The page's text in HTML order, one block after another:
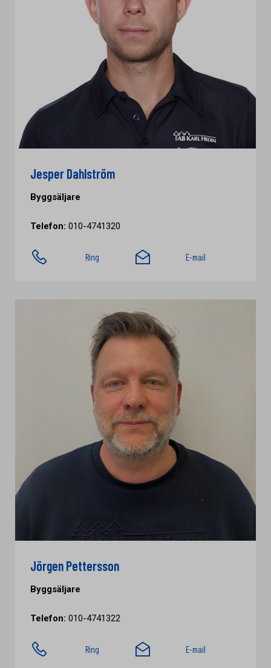
Jesper Dahlström
Byggsäljare
Telefon: 010-4741320
Ring E-mail
Jörgen Pettersson
Byggsäljare
Telefon: 010-4741322
Ring E-mail